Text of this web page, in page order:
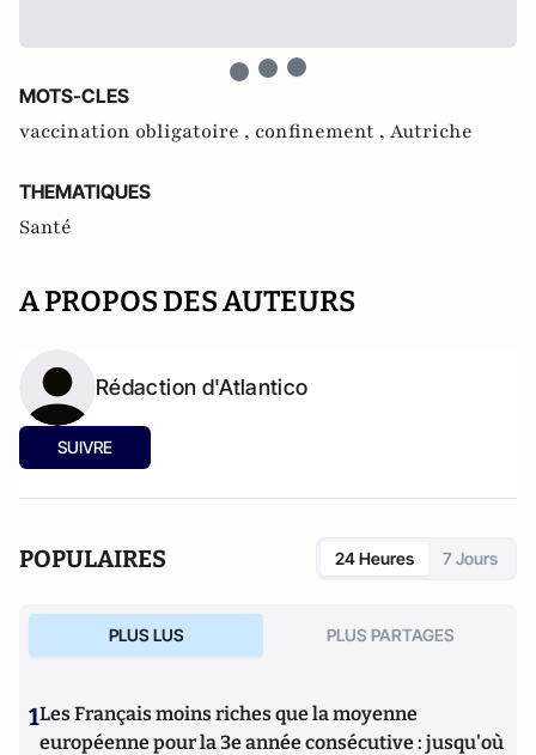
MOTS-CLES
vaccination obligatoire , confinement , Autriche
THEMATIQUES
Santé
A PROPOS DES AUTEURS
Rédaction d'Atlantico
SUIVRE
POPULAIRES 24 Heures 7 Jours
PLUS LUS PLUS PARTAGES
1Les Français moins riches que la moyenne
européenne pour la 3e année consécutive : jusqu'où